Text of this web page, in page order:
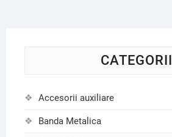
CATEGORII
Accesorii auxiliare
Banda Metalica